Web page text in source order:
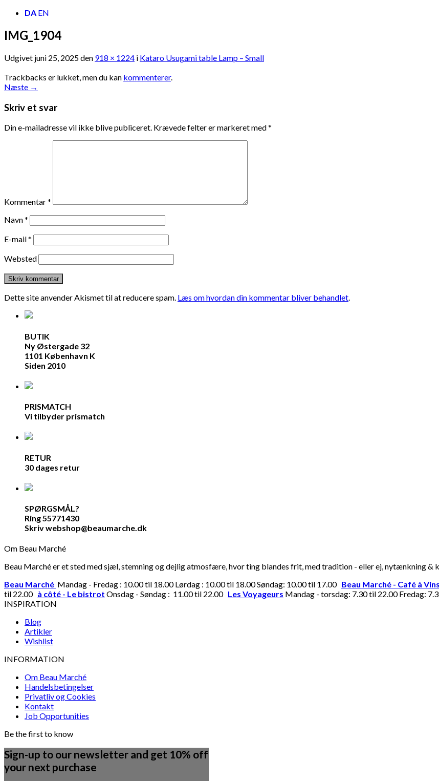
DA EN
IMG_1904
Udgivet juni 25, 2025den 918 × 1224 i Kataro Usugami table Lamp – Small
Trackbacks er lukket, men du kan kommenterer.
Næste →
Skriv et svar
Din e-mailadresse vil ikke blive publiceret. Krævede felter er markeret med*
Kommentar*
Navn*
E-mail*
Websted
Dette site anvender Akismet til at reducere spam. Læs om hvordan din kommentar bliver behandlet.
BUTIK
Ny Østergade 32
1101 København K
Siden 2010
PRISMATCH
Vi tilbyder prismatch
RETUR
30 dages retur
SPØRGSMÅL?
Ring 55771430
Skriv webshop@beaumarche.dk
Om Beau Marché
Beau Marché er et sted med sjæl, stemning og dejlig atmosfære, hvor ting blandes frit, med tradition - eller ej, nytænkning &
Beau Marché Mandag - Fredag : 10.00 til 18.00 Lørdag : 10.00 til 18.00 Søndag: 10.00 til 17.00 Beau Marché - Café à Vins
til 22.00 à côté - Le bistrot Onsdag - Søndag : 11.00 til 22.00 Les Voyageurs Mandag - torsdag: 7.30 til 22.00 Fredag:
INSPIRATION
Blog
Artikler
Wishlist
INFORMATION
Om Beau Marché
Handelsbetingelser
Privatliv og Cookies
Kontakt
Job Opportunities
Be the first to know
Sign-up to our newsletter and get 10% off
your next purchase